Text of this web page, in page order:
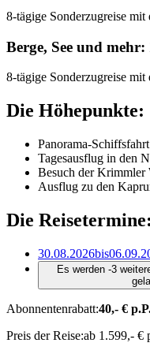
8-tägige Sonderzugreise
Berge, See und mehr:
8-tägige Sonderzugreise
Die Höhepunkte:
Panorama-
Tagesausflug in den
Besuch der Krimmler
Ausflug zu den
Die Reisetermine:
30.08.2026bis
Es werden -3
Abonnentenrabatt:40,- €
Preis der Reise:ab 1.599,- €